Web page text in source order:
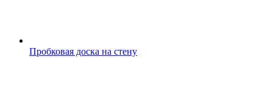
Пробковая доска на стену